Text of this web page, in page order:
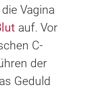
Vagina
auf. Vor
C-
der
Geduld